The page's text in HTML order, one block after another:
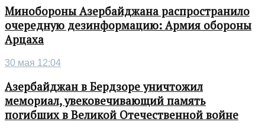
Минобороны Азербайджана распространило
очередную дезинформацию: Армия обороны
Арцаха
30 мая 12:04
Азербайджан в Бердзоре уничтожил
мемориал, увековечивающий память
погибших в Великой Отечественной войне